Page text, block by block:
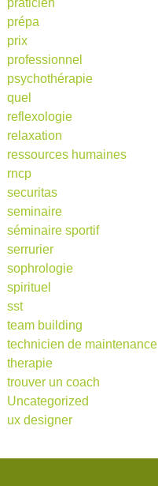
praticien
prépa
prix
professionnel
psychothérapie
quel
reflexologie
relaxation
ressources humaines
rncp
securitas
seminaire
séminaire sportif
serrurier
sophrologie
spirituel
sst
team building
technicien de maintenance
therapie
trouver un coach
Uncategorized
ux designer